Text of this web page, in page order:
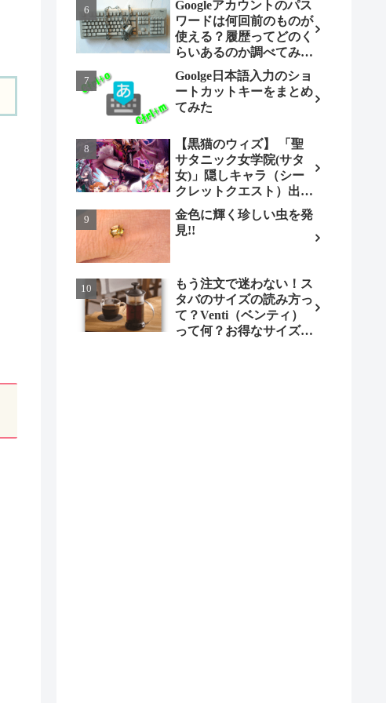
Googleアカウントのパス
ワードは何回前のものが
使える？履歴ってどのく
らいあるのか調べてみま
Goolge日本語入力のショ
ートカットキーをまとめ
てみた
【黒猫のウィズ】 「聖
サタニック女学院(サタ
女)」隠しキャラ（シー
クレットクエスト）出現
条件とは（ノーマル編）
金色に輝く珍しい虫を発
見!!
もう注文で迷わない！ス
タバのサイズの読み方っ
て？Venti（ベンティ）
って何？お得なサイズも